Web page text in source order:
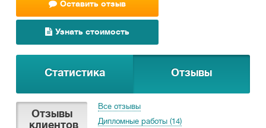
Оставить отзыв
Узнать стоимость
Статистика Отзывы
Отзывы
Все отзывы
Дипломные работы (14)